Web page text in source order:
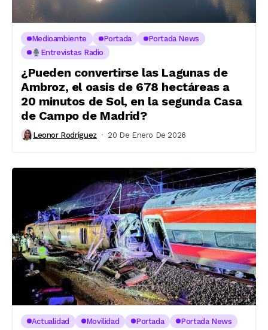
Medioambiente Portada
Portada News
Entrevistas Radio
¿Pueden convertirse las Lagunas de
Ambroz, el oasis de 678 hectáreas a
20 minutos de Sol, en la segunda Casa
de Campo de Madrid?
Leonor Rodríguez 20 De Enero De 2026
Actualidad Movilidad Portada Portada News